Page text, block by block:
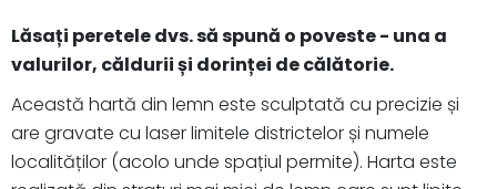
Lăsați peretele dvs. să spună o poveste - una a
valurilor, căldurii și dorinței de călătorie.
Această hartă din lemn este sculptată cu precizie și
are gravate cu laser limitele districtelor și numele
localităților (acolo unde spațiul permite). Harta este